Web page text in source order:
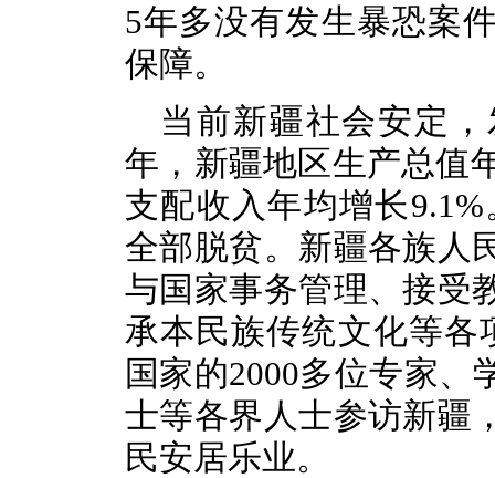
5年多没有发生暴恐案
保障。
当前新疆社会安定
年，新疆地区生产总值
支配收入年均增长
全部脱贫。新疆各族人
与国家事务管理、接受
承本民族传统文化等各
国家的2000多位专家、
士等各界人士参访新疆
民安居乐业。